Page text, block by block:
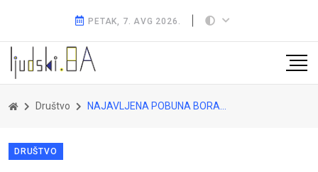
PETAK, 7. AVG 2026.
Društvo NAJAVLJENA POBUNA BORACA: Traže 1080 KM pomoći, vlast poručuje kasno je
DRUŠTVO